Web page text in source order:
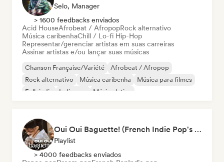
Selo, Manager
> 1600 feedbacks enviados
Acid HouseAfrobeat / AfropopRock alternativo
Música caribenhaChill / Lo-fi Hip-Hop
Representar/gerenciar artistas em suas carreiras
Assinar artistas e/ou lançar suas músicas
Chanson Française/Variété
Afrobeat / Afropop
Rock alternativo
Música caribenha
Música para filmes
Folk indie
Indie pop Música latina
Oui Oui Baguette! (French Indie Pop's Finest)
Playlist
> 4000 feedbacks enviados